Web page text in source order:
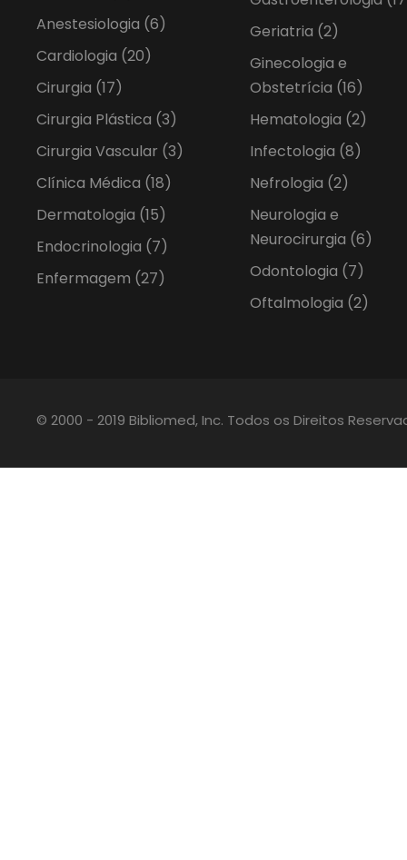
Anestesiologia (6)
Cardiologia (20)
Cirurgia (17)
Cirurgia Plástica (3)
Cirurgia Vascular (3)
Clínica Médica (18)
Dermatologia (15)
Endocrinologia (7)
Enfermagem (27)
Geriatria (2)
Ginecologia e
Obstetrícia (16)
Hematologia (2)
Infectologia (8)
Nefrologia (2)
Neurologia e
Neurocirurgia (6)
Odontologia (7)
Oftalmologia (2)
© 2000 - 2019 Bibliomed, Inc. Todos os Direitos